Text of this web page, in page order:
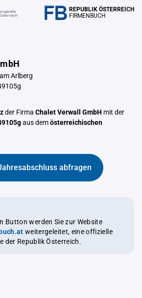
REPUBLIK ÖSTERREICH
FIRMENBUCH
Arlberg
der Firma Chalet Verwall GmbH mit der
aus demösterreichischen
abfragen
Button werden Sie zur Website
weitergeleitet, eine offizielle
der Republik Österreich.